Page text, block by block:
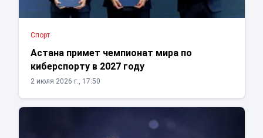
Спорт
Астана примет чемпионат мира по
киберспорту в 2027 году
2 июля 2026 г., 17:50